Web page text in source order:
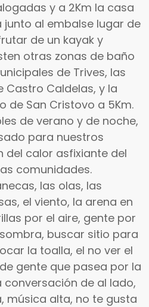
y a 2Km la casa
al embalse lugar de
de un kayak y
otras zonas de baño
de Trives, las
Castro Caldelas, y la
de San Cristovo a 5Km.
de verano y de noche,
para nuestros
del calor asfixiante del
comunidades.
las olas, las
el viento, la arena en
por el aire, gente por
buscar sitio para
la toalla, el no ver el
gente que pasea por la
conversación de al lado,
música alta, no te gusta